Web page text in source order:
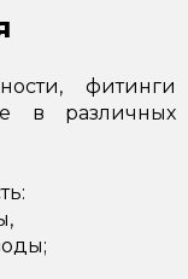
фитинги
в различных